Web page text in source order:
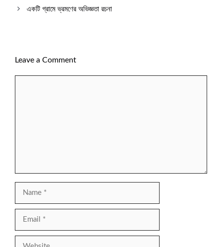
একটি গ্রামে ভ্রমণের অভিজ্ঞতা রচনা
Leave a Comment